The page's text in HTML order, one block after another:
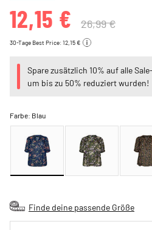
12,15 € 26,99 €
30-Tage Best Price: 12,15 €
Spare zusätzlich 10% auf alle
um bis zu 50% reduziert wurden!
Farbe: Blau
Finde deine passende Größe